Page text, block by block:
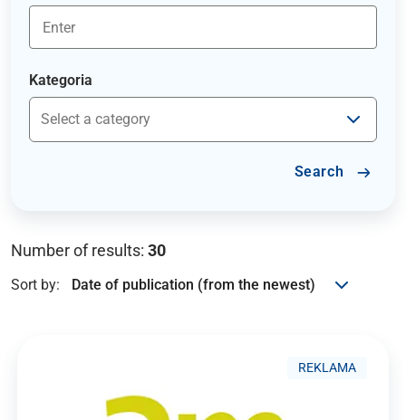
Kategoria
Search
Number of results: 30
Sort by:
REKLAMA